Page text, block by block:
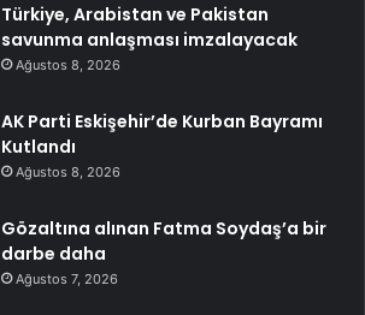
Türkiye, Arabistan ve Pakistan
savunma anlaşması imzalayacak
Ağustos 8, 2026
AK Parti Eskişehir’de Kurban Bayramı
Kutlandı
Ağustos 8, 2026
Gözaltına alınan Fatma Soydaş’a bir
darbe daha
Ağustos 7, 2026